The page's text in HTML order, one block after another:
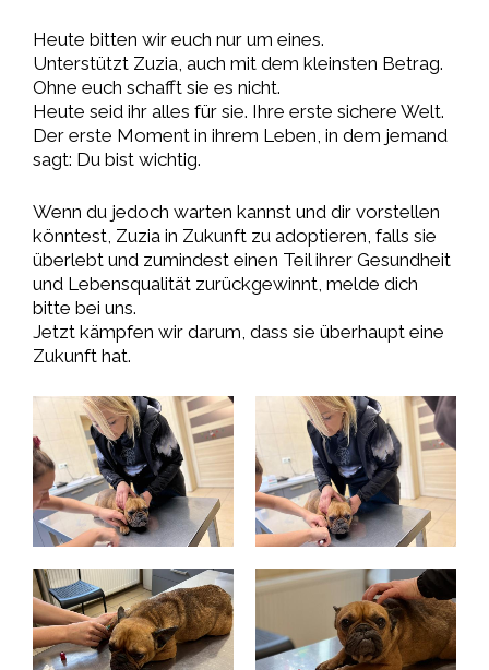
Heute bitten wir euch nur um eines.
Unterstützt Zuzia, auch mit dem kleinsten Betrag.
Ohne euch schafft sie es nicht.
Heute seid ihr alles für sie. Ihre erste sichere Welt.
Der erste Moment in ihrem Leben, in dem jemand
sagt: Du bist wichtig.
Wenn du jedoch warten kannst und dir vorstellen
könntest, Zuzia in Zukunft zu adoptieren, falls sie
überlebt und zumindest einen Teil ihrer Gesundheit
und Lebensqualität zurückgewinnt, melde dich
bitte bei uns.
Jetzt kämpfen wir darum, dass sie überhaupt eine
Zukunft hat.